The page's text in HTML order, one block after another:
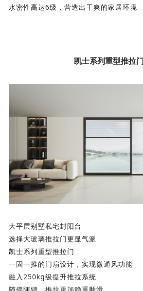
水密性高达6级，营造出干爽的家居环境
凯士系列重型推拉门
大平层别墅私宅封阳台
选择大玻璃推拉门更显气派
凯士系列重型推拉门
一固一推的门扇设计，实现微通风功能
融入250kg级提升推拉系统